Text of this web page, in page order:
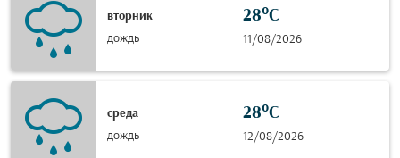
вторник
дождь
28°C
11/08/2026
среда
дождь
28°C
12/08/2026